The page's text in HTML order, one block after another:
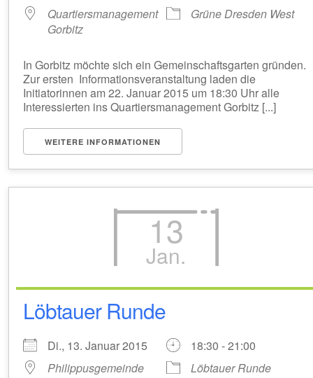
Quartiersmanagement
Gorbitz
Grüne Dresden West
In Gorbitz möchte sich ein Gemeinschaftsgarten gründen.
Zur ersten Informationsveranstaltung laden die
Initiatorinnen am 22. Januar 2015 um 18:30 Uhr alle
Interessierten ins Quartiersmanagement Gorbitz [...]
WEITERE INFORMATIONEN
13
Jan.
Löbtauer Runde
Di., 13. Januar 2015
18:30 - 21:00
Philippusgemeinde
Löbtauer Runde